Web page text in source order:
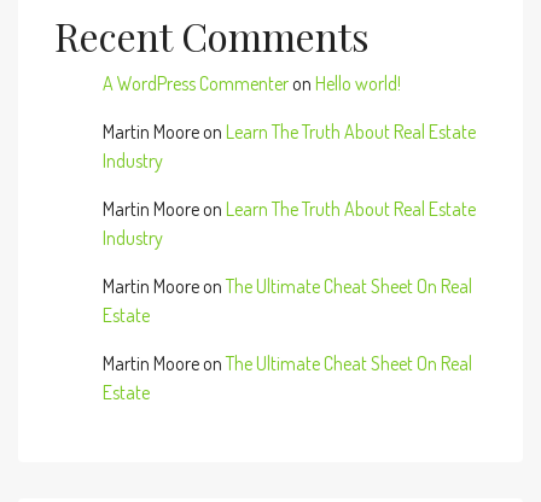
Recent Comments
A WordPress Commenteron Hello world!
Martin Mooreon Learn The Truth About Real Estate
Industry
Martin Mooreon Learn The Truth About Real Estate
Industry
Martin MooreonThe Ultimate Cheat Sheet On Real
Estate
Martin MooreonThe Ultimate Cheat Sheet On Real
Estate